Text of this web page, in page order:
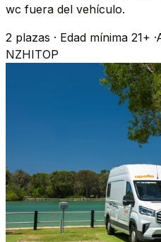
wc fuera del vehículo.
2 plazas · Edad mínima 21+ ·
NZHITOP